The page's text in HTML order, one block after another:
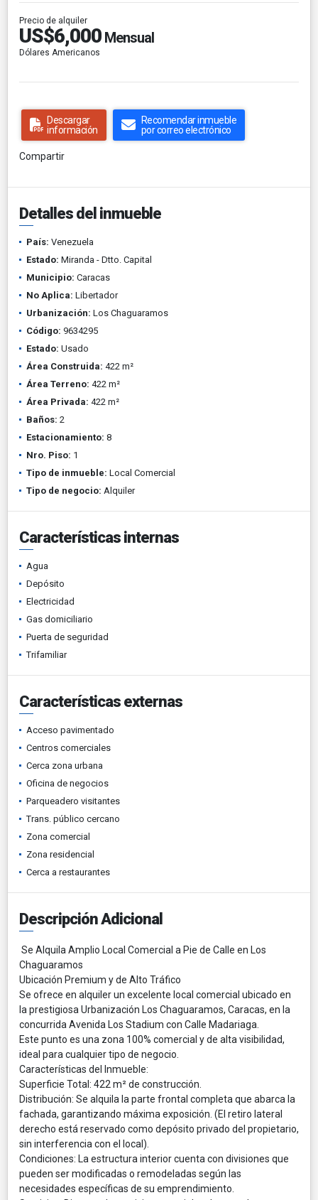
Precio de alquiler
US$6,000 Mensual
Dólares Americanos
Descargar
información
Recomendar inmueble
por correo electrónico
Compartir
Detalles del inmueble
País: Venezuela
Estado: Miranda - Dtto. Capital
Municipio: Caracas
No Aplica: Libertador
Urbanización: Los Chaguaramos
Código: 9634295
Estado: Usado
Área Construida: 422 m²
Área Terreno: 422 m²
Área Privada: 422 m²
Baños: 2
Estacionamiento: 8
Nro. Piso: 1
Tipo de inmueble: Local Comercial
Tipo de negocio: Alquiler
Características internas
Agua
Depósito
Electricidad
Gas domiciliario
Puerta de seguridad
Trifamiliar
Características externas
Acceso pavimentado
Centros comerciales
Cerca zona urbana
Oficina de negocios
Parqueadero visitantes
Trans. público cercano
Zona comercial
Zona residencial
Cerca a restaurantes
Descripción Adicional
Se Alquila Amplio Local Comercial a Pie de Calle en Los
Chaguaramos
​Ubicación Premium y de Alto Tráfico
​Se ofrece en alquiler un excelente local comercial ubicado en
la prestigiosa Urbanización Los Chaguaramos, Caracas, en la
concurrida Avenida Los Stadium con Calle Madariaga.
​Este punto es una zona 100% comercial y de alta visibilidad,
ideal para cualquier tipo de negocio.
​Características del Inmueble:
​Superficie Total: 422 m² de construcción.
​Distribución: Se alquila la parte frontal completa que abarca la
fachada, garantizando máxima exposición. (El retiro lateral
derecho está reservado como depósito privado del propietario,
sin interferencia con el local).
​Condiciones: La estructura interior cuenta con divisiones que
pueden ser modificadas o remodeladas según las
necesidades específicas de su emprendimiento.